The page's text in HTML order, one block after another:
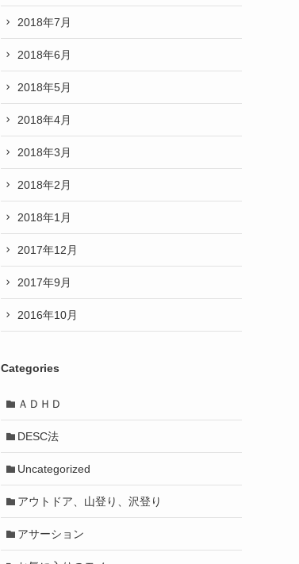
2018年7月
2018年6月
2018年5月
2018年4月
2018年3月
2018年2月
2018年1月
2017年12月
2017年9月
2016年10月
Categories
ＡＤＨＤ
DESC法
Uncategorized
アウトドア、山登り、沢登り
アサーション